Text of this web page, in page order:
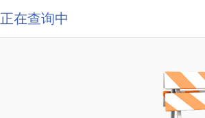
正在查询中